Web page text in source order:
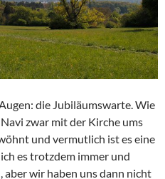
die Jubiläumswarte. Wie
zwar mit der Kirche ums
und vermutlich ist es eine
es trotzdem immer und
aber wir haben uns dann nicht